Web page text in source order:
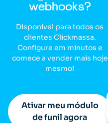
webhooks?
Disponível para todos os
clientes Clickmassa.
Configure em minutos e
comece a vender mais hoje
mesmo!
Ativar meu módulo
de funil agora